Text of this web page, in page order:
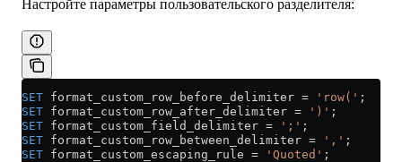
Настройте параметры пользовательского разделителя:
SET format_custom_row_before_delimiter = 'row(' ;
SET format_custom_row_after_delimiter = ')' ;
SET format_custom_field_delimiter = ';' ;
SET format_custom_row_between_delimiter = ',' ;
SET format_custom_escaping_rule = 'Quoted' ;